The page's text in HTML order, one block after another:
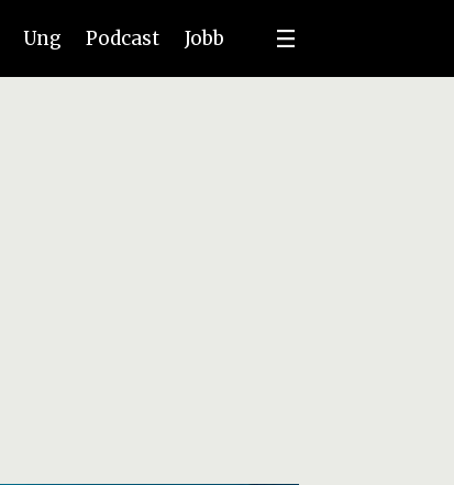
Ung Podcast Jobb